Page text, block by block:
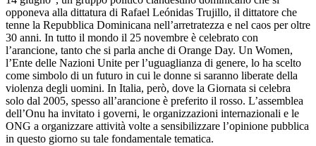
opponeva alla dittatura di Rafael Leónidas Trujillo, il dittatore che
tenne la Repubblica Dominicana nell’arretratezza e nel caos per oltre
30 anni. In tutto il mondo il 25 novembre è celebrato con
l’arancione, tanto che si parla anche di Orange Day. Un Women,
l’Ente delle Nazioni Unite per l’uguaglianza di genere, lo ha scelto
come simbolo di un futuro in cui le donne si saranno liberate della
violenza degli uomini. In Italia, però, dove la Giornata si celebra
solo dal 2005, spesso all’arancione è preferito il rosso. L’assemblea
dell’Onu ha invitato i governi, le organizzazioni internazionali e le
ONG a organizzare attività volte a sensibilizzare l’opinione pubblica
in questo giorno su tale fondamentale tematica.